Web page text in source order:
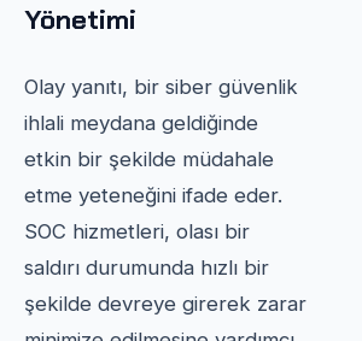
Yönetimi
Olay yanıtı, bir siber güvenlik
ihlali meydana geldiğinde
etkin bir şekilde müdahale
etme yeteneğini ifade eder.
SOC hizmetleri, olası bir
saldırı durumunda hızlı bir
şekilde devreye girerek zarar